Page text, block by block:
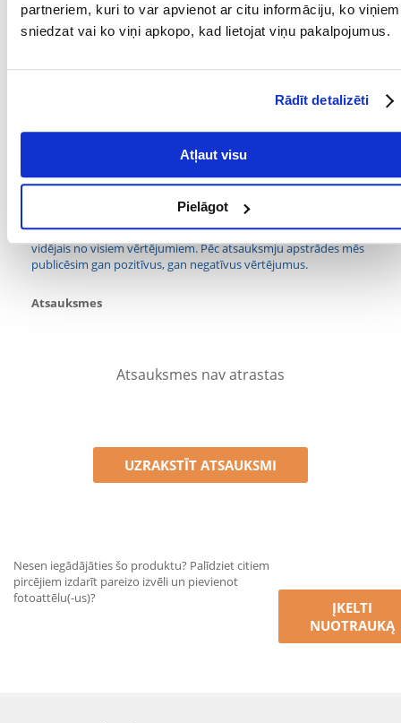
partneriem, kuri to var apvienot ar citu informāciju, ko viņiem
sniedzat vai ko viņi apkopo, kad lietojat viņu pakalpojumus.
Rādīt detalizēti
Atļaut visu
Pielāgot
IEPAKOJUMA SVARS
(KG):
0.8
PAPILDU IEGUVUMI
Vitamīnu piegāde
VITAPOL
Kādi ir produktu vērtēšanas noteikumi?
Tikai reģistrēti FERA24.LV klienti, kuri ir iegādājušies produktu,
var dot tai vērtējumu. Ar zvaigznītēm norādītais vērtējums ir
vidējais no visiem vērtējumiem. Pēc atsauksmju apstrādes mēs
publicēsim gan pozitīvus, gan negatīvus vērtējumus.
Atsauksmes
Atsauksmes nav atrastas
UZRAKSTĪT ATSAUKSMI
Nesen iegādājāties šo produktu? Palīdziet citiem
pircējiem izdarīt pareizo izvēli un pievienot
fotoattēlu(-us)?
ĮKELTI
NUOTRAUKĄ